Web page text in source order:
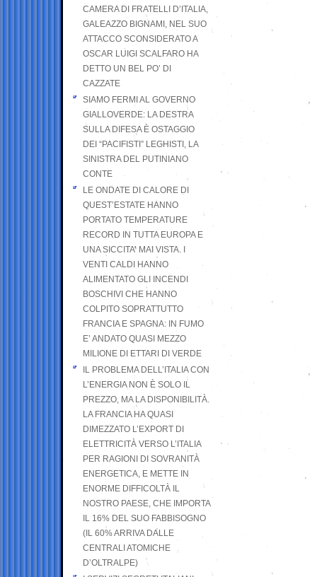
CAMERA DI FRATELLI D’ITALIA,
GALEAZZO BIGNAMI, NEL SUO
ATTACCO SCONSIDERATO A
OSCAR LUIGI SCALFARO HA
DETTO UN BEL PO’ DI
CAZZATE
SIAMO FERMI AL GOVERNO
GIALLOVERDE: LA DESTRA
SULLA DIFESA È OSTAGGIO
DEI “PACIFISTI” LEGHISTI, LA
SINISTRA DEL PUTINIANO
CONTE
LE ONDATE DI CALORE DI
QUEST’ESTATE HANNO
PORTATO TEMPERATURE
RECORD IN TUTTA EUROPA E
UNA SICCITA’ MAI VISTA. I
VENTI CALDI HANNO
ALIMENTATO GLI INCENDI
BOSCHIVI CHE HANNO
COLPITO SOPRATTUTTO
FRANCIA E SPAGNA: IN FUMO
E’ ANDATO QUASI MEZZO
MILIONE DI ETTARI DI VERDE
IL PROBLEMA DELL’ITALIA CON
L’ENERGIA NON È SOLO IL
PREZZO, MA LA DISPONIBILITÀ.
LA FRANCIA HA QUASI
DIMEZZATO L’EXPORT DI
ELETTRICITÀ VERSO L’ITALIA
PER RAGIONI DI SOVRANITÀ
ENERGETICA, E METTE IN
ENORME DIFFICOLTÀ IL
NOSTRO PAESE, CHE IMPORTA
IL 16% DEL SUO FABBISOGNO
(IL 60% ARRIVA DALLE
CENTRALI ATOMICHE
D’OLTRALPE)